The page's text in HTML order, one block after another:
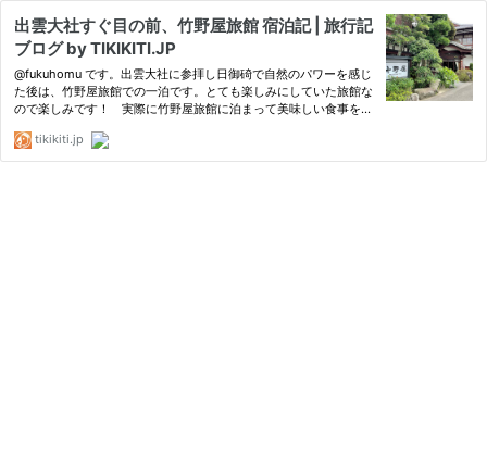
出雲大社すぐ目の前、竹野屋旅館 宿泊記 | 旅行記
ブログ by TIKIKITI.JP
@fukuhomu です。出雲大社に参拝し日御碕で自然のパワーを感じ
た後は、竹野屋旅館での一泊です。とても楽しみにしていた旅館な
ので楽しみです！ 実際に竹野屋旅館に泊まって美味しい食事を楽
tikikiti.jp